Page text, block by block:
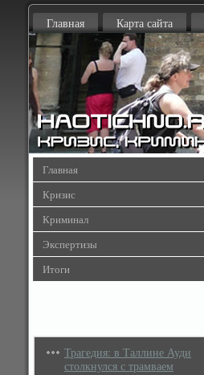
Главная Карта сайта
Главная
Кризис
Криминал
Экспертизы
Итоги
Трагедия: в Таллине Ауди
столкнулся с трамваем